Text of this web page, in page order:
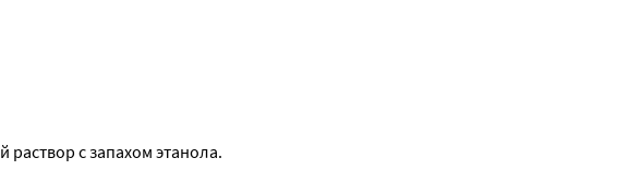
В отношении дрожжевых грибов препарат проявляет фунгицидную или
от штамма микроорганизма. Обладает антибактериальной активностью в
которые могут вызвать вторичные бактериальные
с запахом этанола.